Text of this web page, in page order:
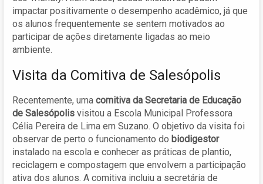
impactar positivamente o desempenho acadêmico, já que
os alunos frequentemente se sentem motivados ao
participar de ações diretamente ligadas ao meio
ambiente.
Visita da Comitiva de Salesópolis
Recentemente, uma comitiva da Secretaria de Educação
de Salesópolis visitou a Escola Municipal Professora
Célia Pereira de Lima em Suzano. O objetivo da visita foi
observar de perto o funcionamento do biodigestor
instalado na escola e conhecer as práticas de plantio,
reciclagem e compostagem que envolvem a participação
ativa dos alunos. A comitiva incluiu a secretária de